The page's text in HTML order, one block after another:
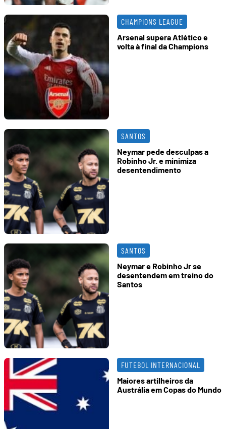
CHAMPIONS LEAGUE
Arsenal supera Atlético e
volta à final da Champions
SANTOS
Neymar pede desculpas a
Robinho Jr. e minimiza
desentendimento
SANTOS
Neymar e Robinho Jr se
desentendem em treino do
Santos
FUTEBOL INTERNACIONAL
Maiores artilheiros da
Austrália em Copas do Mundo